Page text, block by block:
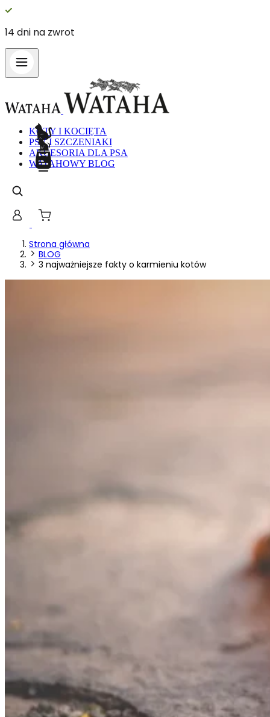
14 dni na zwrot
KOTY I KOCIĘTA
PSY I SZCZENIAKI
AKCESORIA DLA PSA
WATAHOWY BLOG
Strona główna
BLOG
3 najważniejsze fakty o karmieniu kotów
Statystyczne pliki cookie